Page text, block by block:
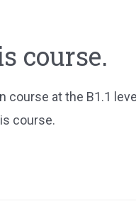
course.
course at the B1.1
course.